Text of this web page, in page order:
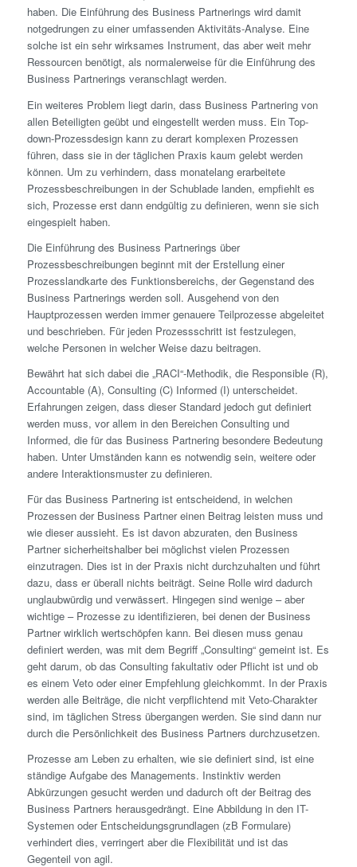
haben. Die Einführung des Business Partnerings wird damit
notgedrungen zu einer umfassenden Aktivitäts-Analyse. Eine
solche ist ein sehr wirksames Instrument, das aber weit mehr
Ressourcen benötigt, als normalerweise für die Einführung des
Business Partnerings veranschlagt werden.
Ein weiteres Problem liegt darin, dass Business Partnering von
allen Beteiligten geübt und eingestellt werden muss. Ein Top-
down-Prozessdesign kann zu derart komplexen Prozessen
führen, dass sie in der täglichen Praxis kaum gelebt werden
können. Um zu verhindern, dass monatelang erarbeitete
Prozessbeschreibungen in der Schublade landen, empfiehlt es
sich, Prozesse erst dann endgültig zu definieren, wenn sie sich
eingespielt haben.
Die Einführung des Business Partnerings über
Prozessbeschreibungen beginnt mit der Erstellung einer
Prozesslandk­arte des Funktionsbereichs, der Gegenstand des
Business Partnerings werden soll. Ausgehend von den
Hauptprozessen werden immer genauere Teilprozesse abgeleitet
und beschrieben. Für jeden Prozessschritt ist festzulegen,
welche Personen in welcher Weise dazu beitragen.
Bewährt hat sich dabei die „RACI“-Methodik, die Responsible (R),
Accountable (A), Consulting (C) Informed (I) unterscheidet.
Erfahrungen zeigen, dass dieser Standard jedoch gut definiert
werden muss, vor allem in den Bereichen Consulting und
Informed, die für das Business Partnering besondere Bedeutung
haben. Unter Umständen kann es notwendig sein, weitere oder
andere Interaktionsmuster zu definieren.
Für das Business Partnering ist entscheidend, in welchen
Prozessen der Business Partner einen Beitrag leisten muss und
wie dieser aussieht. Es ist davon abzuraten, den Business
Partner sicherheitshalber bei möglichst vielen Prozessen
einzutragen. Dies ist in der Praxis nicht durchzuhalten und führt
dazu, dass er überall nichts beiträgt. Seine Rolle wird dadurch
unglaubwürdig und verwässert. Hingegen sind wenige – aber
wichtige – Prozesse zu identifizieren, bei denen der Business
Partner wirklich wertschöpfen kann. Bei diesen muss genau
definiert werden, was mit dem Begriff „Consulting“ gemeint ist. Es
geht darum, ob das Consulting fakultativ oder Pflicht ist und ob
es einem Veto oder einer Empfehlung gleichkommt. In der Praxis
werden alle Beiträge, die nicht verpflichtend mit Veto-Charakter
sind, im täglichen Stress übergangen werden. Sie sind dann nur
durch die Persönlichkeit des Business Partners durchzusetzen.
Prozesse am Leben zu erhalten, wie sie definiert sind, ist eine
ständige Aufgabe des Managements. Instinktiv werden
Abkürzungen gesucht werden und dadurch oft der Beitrag des
Business Partners herausgedrängt. Eine Abbildung in den IT-
Systemen oder Entscheidungsgrundlagen (zB Formulare)
verhindert dies, verringert aber die Flexibilität und ist das
Gegenteil von agil.